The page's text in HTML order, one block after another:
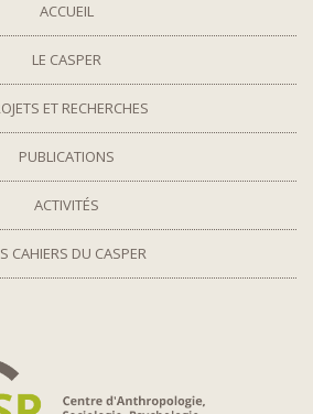
ACCUEIL
LE CASPER
ET RECHERCHES
PUBLICATIONS
ACTIVITÉS
CAHIERS DU CASPER